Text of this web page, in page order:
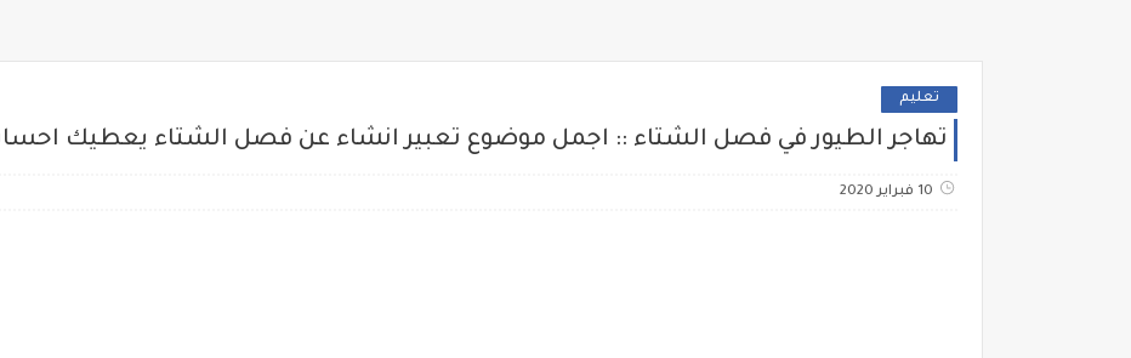
تعليم
تهاجر الطيور في فصل الشتاء :: اجمل موضوع تعبير انشاء عن فصل الشتاء يعطيك
10 فبراير 2020